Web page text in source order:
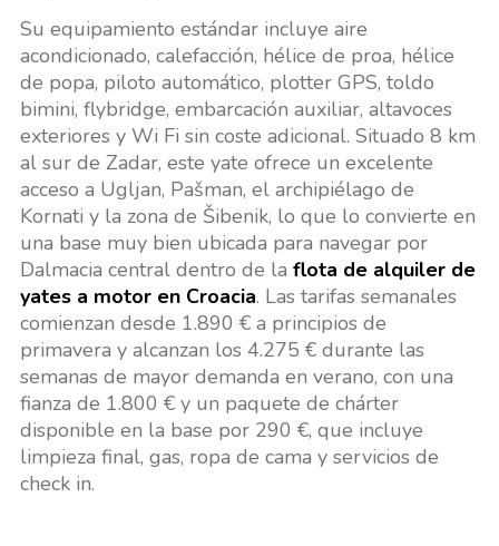
Su equipamiento estándar incluye aire
acondicionado, calefacción, hélice de proa, hélice
de popa, piloto automático, plotter GPS, toldo
bimini, flybridge, embarcación auxiliar, altavoces
exteriores y Wi Fi sin coste adicional. Situado 8 km
al sur de Zadar, este yate ofrece un excelente
acceso a Ugljan, Pašman, el archipiélago de
Kornati y la zona de Šibenik, lo que lo convierte en
una base muy bien ubicada para navegar por
Dalmacia central dentro de la flota de alquiler de
yates a motor en Croacia. Las tarifas semanales
comienzan desde 1.890 € a principios de
primavera y alcanzan los 4.275 € durante las
semanas de mayor demanda en verano, con una
fianza de 1.800 € y un paquete de chárter
disponible en la base por 290 €, que incluye
limpieza final, gas, ropa de cama y servicios de
check in.